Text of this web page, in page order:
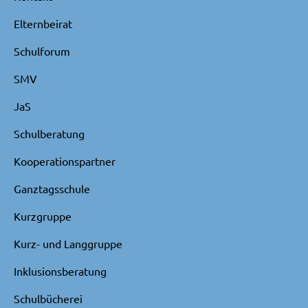
Elternbeirat
Schulforum
SMV
JaS
Schulberatung
Kooperationspartner
Ganztagsschule
Kurzgruppe
Kurz- und Langgruppe
Inklusionsberatung
Schulbücherei